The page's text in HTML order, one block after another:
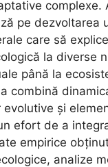
complexe.
pe dezvoltarea
care să
la diverse
până la
combină
și
efort de a
empirice
analize